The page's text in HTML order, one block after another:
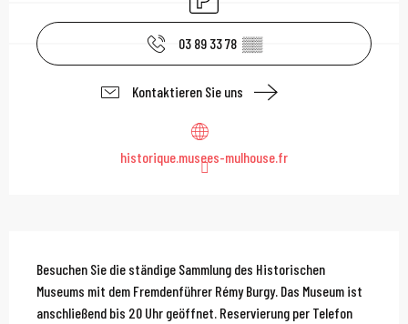
03 89 33 78 ▒▒
Kontaktieren Sie uns
historique.musees-mulhouse.fr
Beschreibung
Besuchen Sie die ständige Sammlung des Historischen
Museums mit dem Fremdenführer Rémy Burgy. Das Museum ist
anschließend bis 20 Uhr geöffnet. Reservierung per Telefon